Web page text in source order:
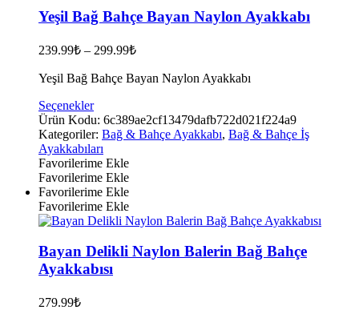
Yeşil Bağ Bahçe Bayan Naylon Ayakkabı
239.99₺ – 299.99₺
Yeşil Bağ Bahçe Bayan Naylon Ayakkabı
SeçeneklerBu
ürünün
birden
fazla
varyasyonu
var.
Seçenekler
ürün
sayfasından
Ürün Kodu: 6c389ae2cf13479dafb722d021f224a9
Kategoriler: Bağ & Bahçe Ayakkabı, Bağ & Bahçe İş
Ayakkabıları
Favorilerime Ekle
Favorilerime Ekle
Favorilerime Ekle
Favorilerime Ekle
Bayan Delikli Naylon Balerin Bağ Bahçe
Ayakkabısı
279.99₺